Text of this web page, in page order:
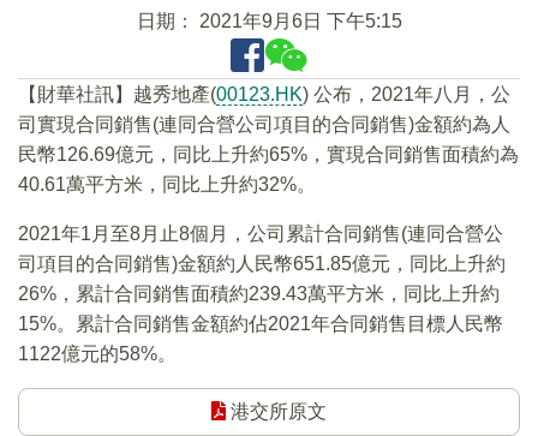
日期： 2021年9月6日 下午5:15
【財華社訊】越秀地產(00123.HK) 公布，2021年八月，公
司實現合同銷售(連同合營公司項目的合同銷售)金額約為人
民幣126.69億元，同比上升約65%，實現合同銷售面積約為
40.61萬平方米，同比上升約32%。
2021年1月至8月止8個月，公司累計合同銷售(連同合營公
司項目的合同銷售)金額約人民幣651.85億元，同比上升約
26%，累計合同銷售面積約239.43萬平方米，同比上升約
15%。累計合同銷售金額約佔2021年合同銷售目標人民幣
1122億元的58%。
港交所原文